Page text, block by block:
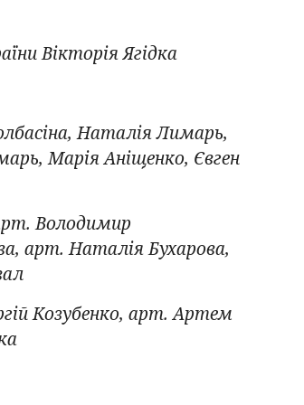
Вікторія Ягідка
Наталія Лимарь,
Марія Аніщенко, Євген
Володимир
арт. Наталія Бухарова,
Козубенко, арт. Артем